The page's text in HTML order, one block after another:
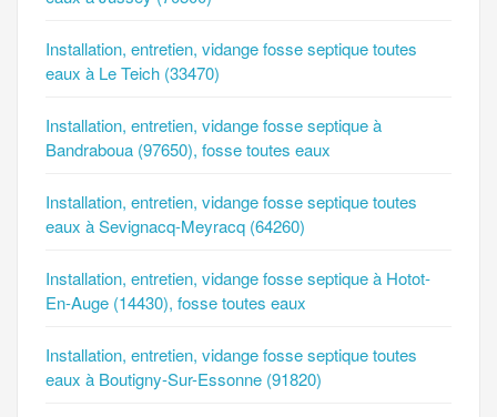
Installation, entretien, vidange fosse septique toutes
eaux à Le Teich (33470)
Installation, entretien, vidange fosse septique à
Bandraboua (97650), fosse toutes eaux
Installation, entretien, vidange fosse septique toutes
eaux à Sevignacq-Meyracq (64260)
Installation, entretien, vidange fosse septique à Hotot-
En-Auge (14430), fosse toutes eaux
Installation, entretien, vidange fosse septique toutes
eaux à Boutigny-Sur-Essonne (91820)